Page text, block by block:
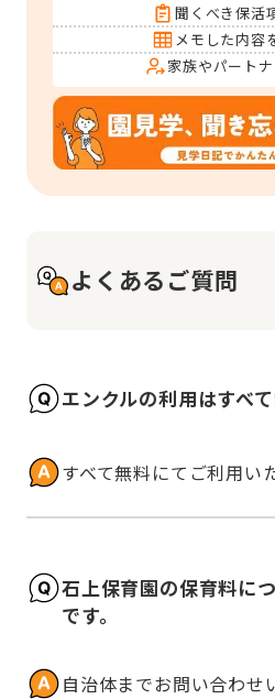
聞くべき保活
メモした内容
家族やパート
よくあるご質問
エンクルの利用はすべ
すべて無料にてご利用い
石上保育園の保育料に
です。
自治体までお問い合わせ